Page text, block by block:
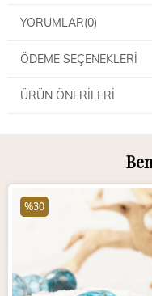
YORUMLAR(0)
ÖDEME SEÇENEKLERI
ÜRÜN ÖNERILERI
%30